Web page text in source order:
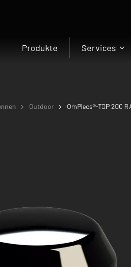
Produkte Services
Outdoor OmPlecs®-TOP 200